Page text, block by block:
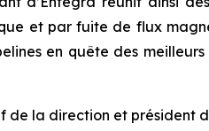
et par fuite de flux
en quête des
la direction et président